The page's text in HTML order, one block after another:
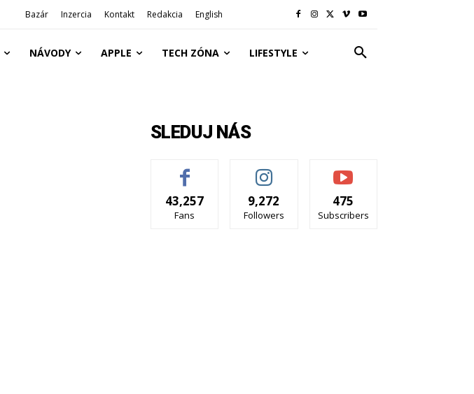
Bazár Inzercia Kontakt Redakcia English
NÁVODY APPLE TECH ZÓNA LIFESTYLE
SLEDUJ NÁS
43,257
Fans
9,272
Followers
475
Subscribers